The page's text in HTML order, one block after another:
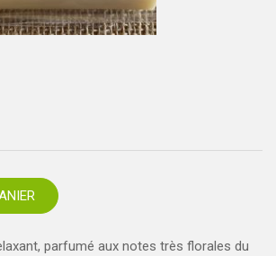
parfumé aux notes très florales du